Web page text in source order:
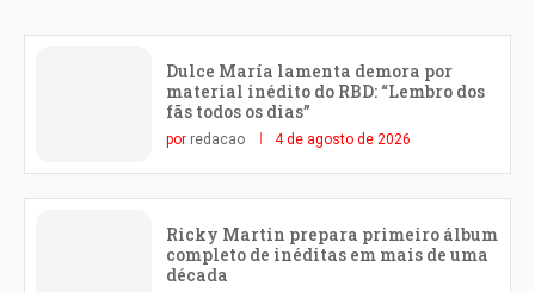
Dulce María lamenta demora por
material inédito do RBD: “Lembro dos
fãs todos os dias”
por redacao 4 de agosto de 2026
Ricky Martin prepara primeiro álbum
completo de inéditas em mais de uma
década